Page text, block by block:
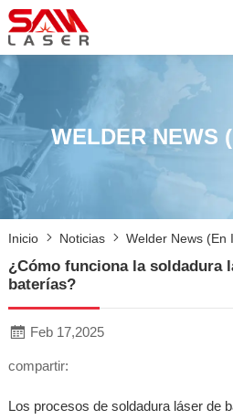
WELDER NEWS
Inicio Noticias Welder News (en
¿Cómo funciona la soldadura
baterías?
Feb 17,2025
compartir:
Los procesos de soldadura láser de